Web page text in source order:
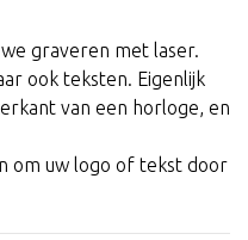
graveren met laser.
ook teksten. Eigenlijk
van een horloge, en
om uw logo of tekst door